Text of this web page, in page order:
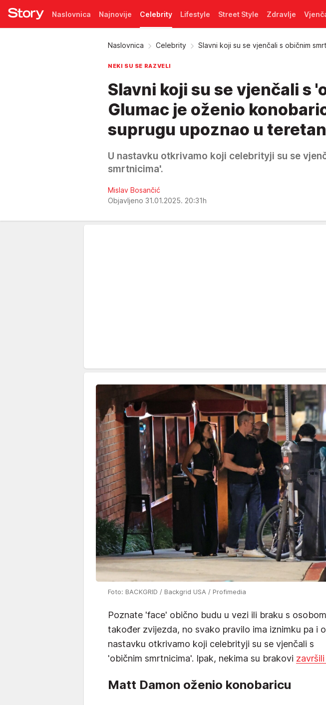
Naslovnica Najnovije Celebrity Lifestyle Street Style Zdravlje
Naslovnica Celebrity Slavni koji su se vjenčali s običnim
NEKI SU SE RAZVELI
Slavni koji su se vjenčali s
Glumac je oženio
suprugu upoznao u
U nastavku otkrivamo koji celebrityji su se
smrtnicima'.
Mislav Bosančić
Objavljeno 31.01.2025. 20:31h
Foto: BACKGRID / Backgrid USA / Profimedia
Poznate 'face' obično budu u vezi ili braku s
također zvijezda, no svako pravilo ima iznimku pa i
nastavku otkrivamo koji celebrityji su se vjenčali s
'običnim smrtnicima'. Ipak, nekima su brakovi
Matt Damon oženio konobaricu